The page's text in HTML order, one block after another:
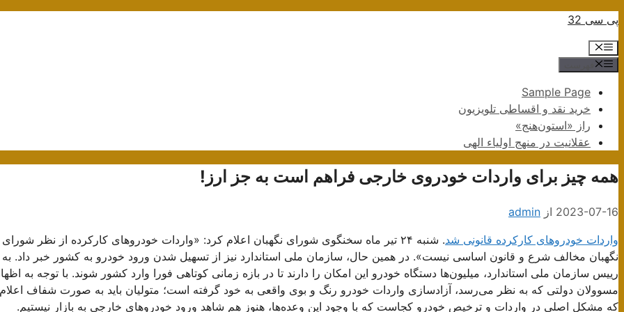
پرش
محتوا
پی سی 32
فهرست
Sample Page
خرید نقد و اقساطی تلویزیون
راز «استون‌هنج»
عقلانیت در منهج اولیاء الهی
همه چیز برای واردات خودروی خارجی فراهم است به جز ارز!
2023-07-16 از admin
واردات خودروهای کارکرده قانونی شد
. شنبه ۲۴ تیر ماه سخنگوی شورای نگهبان اعلام کرد: «واردات خودروهای کارکرده از نظر شورای
نگهبان مخالف شرع و قانون اساسی نیست». در همین حال، سازمان ملی استاندارد نیز از تسهیل شدن ورود خودرو به کشور خبر داد. به
رییس سازمان ملی استاندارد، میلیون‌ها دستگاه خودرو این امکان را دارند تا در بازه زمانی کوتاهی فورا وارد کشور شوند. با توجه به
مسوولان دولتی که به نظر می‌رسد، آزادسازی واردات خودرو رنگ و بوی واقعی به خود گرفته است؛ متولیان باید به صورت شفاف اعلام
که مشکل اصلی در واردات و ترخیص خودرو کجاست که با وجود این وعده‌ها، هنوز هم شاهد ورود خودروهای خارجی به بازار نیستیم.